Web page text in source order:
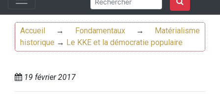
Accueil → Fondamentaux→
Matérialisme
historique → Le KKE et la démocratie populaire
19 février 2017